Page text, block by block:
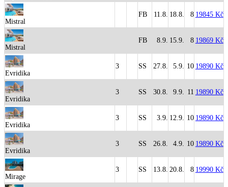
Mistral
FB 11.8. 18.8. 8 19845 Kč
Mistral
FB 8.9. 15.9. 8 19869 Kč
Evridika
3 SS 27.8. 5.9. 10 19890 Kč
Evridika
3 SS 30.8. 9.9. 11 19890 Kč
Evridika
3 SS 3.9. 12.9. 10 19890 Kč
Evridika
3 SS 26.8. 4.9. 10 19890 Kč
Mirage
3 SS 13.8. 20.8. 8 19990 Kč